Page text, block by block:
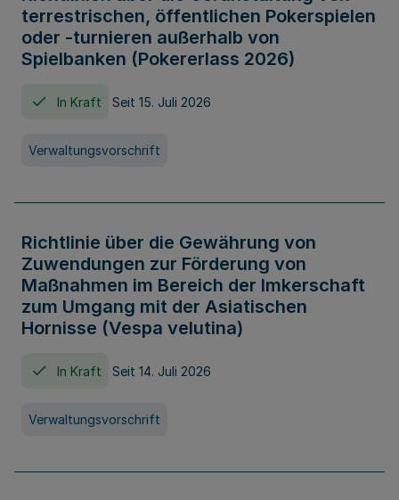
terrestrischen, öffentlichen Pokerspielen
oder -turnieren außerhalb von
Spielbanken (Pokererlass 2026)
In Kraft Seit 15. Juli 2026
Verwaltungsvorschrift
Richtlinie über die Gewährung von
Zuwendungen zur Förderung von
Maßnahmen im Bereich der Imkerschaft
zum Umgang mit der Asiatischen
Hornisse (Vespa velutina)
In Kraft Seit 14. Juli 2026
Verwaltungsvorschrift